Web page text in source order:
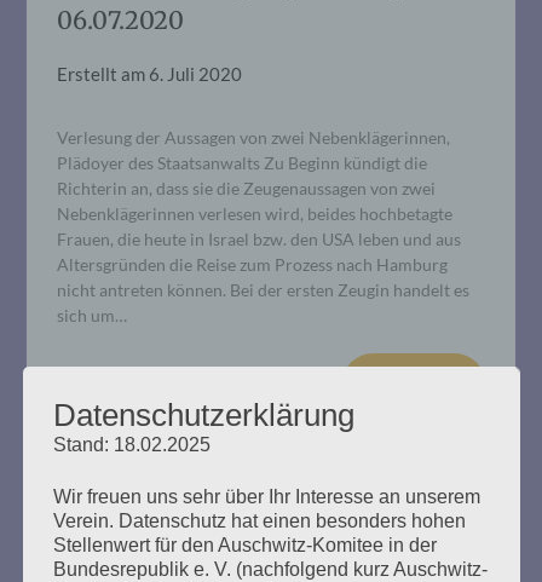
06.07.2020
Erstellt am 6. Juli 2020
Verlesung der Aussagen von zwei Nebenklägerinnen,
Plädoyer des Staatsanwalts Zu Beginn kündigt die
Richterin an, dass sie die Zeugenaussagen von zwei
Nebenklägerinnen verlesen wird, beides hochbetagte
Frauen, die heute in Israel bzw. den USA leben und aus
Altersgründen die Reise zum Prozess nach Hamburg
nicht antreten können. Bei der ersten Zeugin handelt es
sich um…
Datenschutzerklärung
Stand: 18.02.2025
Wir freuen uns sehr über Ihr Interesse an unserem
Verein. Datenschutz hat einen besonders hohen
Stellenwert für den Auschwitz-Komitee in der
Bundesrepublik e. V. (nachfolgend kurz Auschwitz-